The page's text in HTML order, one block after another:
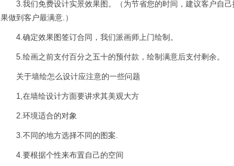
3.我们免费设计实景效果图。（为节省您的时间，建议客户自
果做到客户最满意.）
4.确定效果图签订合同，我们派画师上门绘制。
5.绘画之前支付百分之五十的预付款，绘制满意后支付剩余。
关于墙绘怎么设计应注意的一些问题
1,在墙绘设计方面要讲求其美观大方
2.环境适合的对象
3.不同的地方选择不同的图案.
4.要根据个性来布置自己的空间